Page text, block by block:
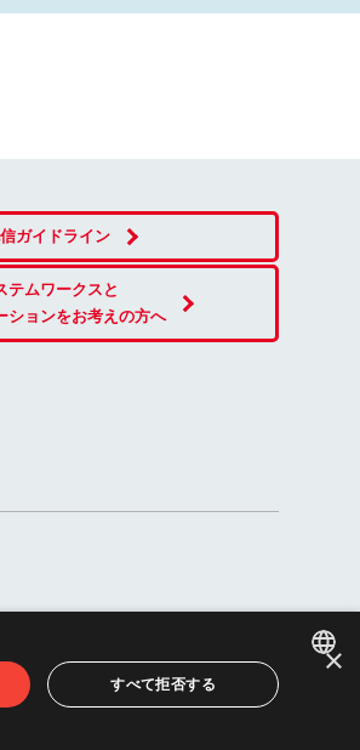
ガイドライン
テムワークスと
ションをお考えの方へ
JAPANESE
×
すべて拒否する